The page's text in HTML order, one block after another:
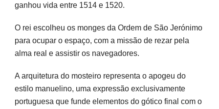
ganhou vida entre 1514 e 1520.
O rei escolheu os monges da Ordem de São Jerónimo
para ocupar o espaço, com a missão de rezar pela
alma real e assistir os navegadores.
A arquitetura do mosteiro representa o apogeu do
estilo manuelino, uma expressão exclusivamente
portuguesa que funde elementos do gótico final com o